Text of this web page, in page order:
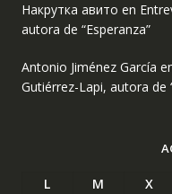
Накрутка авито en
autora de “Esperanza”
Antonio Jiménez García
Gutiérrez-Lapi, autora de
L M X